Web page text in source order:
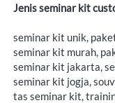
Jenis seminar kit
seminar kit unik,
seminar kit murah,
seminar kit jakarta,
seminar kit jogja,
tas seminar kit,